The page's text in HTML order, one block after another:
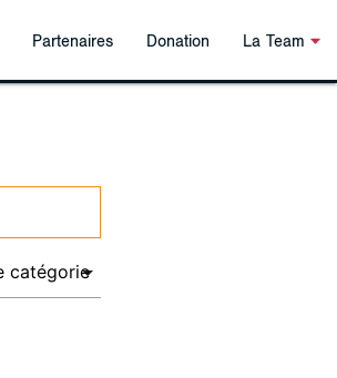
Partenaires Donation La Team